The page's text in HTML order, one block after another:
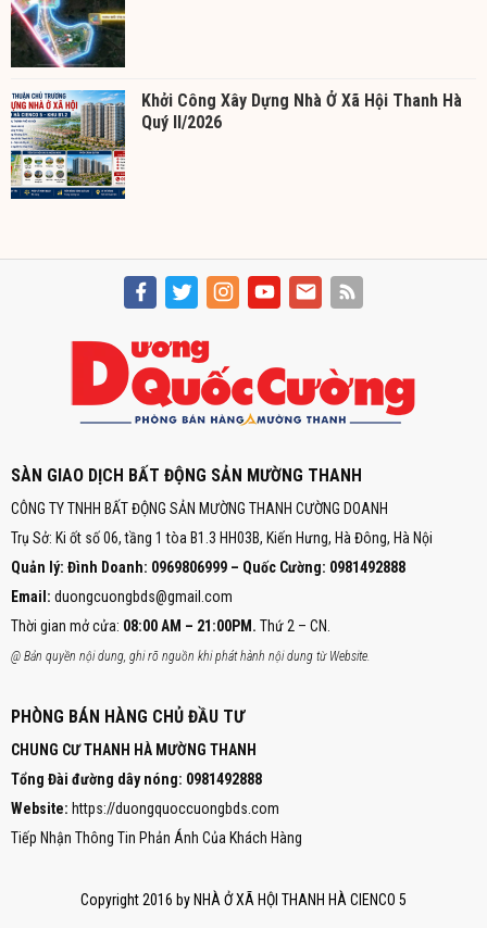
Khởi Công Xây Dựng Nhà Ở Xã Hội Thanh Hà
Quý II/2026
SÀN GIAO DỊCH BẤT ĐỘNG SẢN MƯỜNG THANH
CÔNG TY TNHH BẤT ĐỘNG SẢN MƯỜNG THANH CƯỜNG DOANH
Trụ Sở: Ki ốt số 06, tầng 1 tòa B1.3 HH03B, Kiến Hưng, Hà Đông, Hà Nội
Quản lý: Đình Doanh: 0969806999 – Quốc Cường: 0981492888
Email: duongcuongbds@gmail.com
Thời gian mở cửa: 08:00 AM – 21:00PM. Thứ 2 – CN.
@ Bản quyền nội dung, ghi rõ nguồn khi phát hành nội dung từ Website.
PHÒNG BÁN HÀNG CHỦ ĐẦU TƯ
CHUNG CƯ THANH HÀ MƯỜNG THANH
Tổng Đài đường dây nóng: 0981492888
Website: https://duongquoccuongbds.com
Tiếp Nhận Thông Tin Phản Ánh Của Khách Hàng
Copyright 2016 by NHÀ Ở XÃ HỘI THANH HÀ CIENCO 5